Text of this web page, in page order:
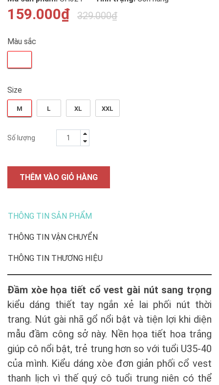
159.000₫ 329.000₫
Màu sắc
Size
M L XL XXL
Số lượng
THÊM VÀO GIỎ HÀNG
THÔNG TIN SẢN PHẨM
THÔNG TIN VẬN CHUYỂN
THÔNG TIN THƯƠNG HIỆU
Đầm xòe họa tiết cổ vest gài nút sang trọng
kiểu dáng thiết tay ngắn xẻ lai phối nút thời
trang. Nút gài nhã gổ nổi bật và tiện lợi khi diện
mẫu đầm công sở này. Nền họa tiết hoa trắng
giúp cô nổi bật, trẻ trung hơn so với tuổi U35-40
của mình. Kiểu dáng xòe đơn giản phối cổ vest
thanh lịch vì thế quý cô tuổi trung niên có thể